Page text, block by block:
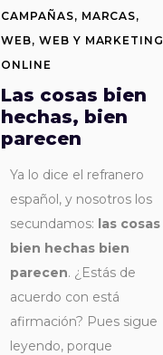
CAMPAÑAS, MARCAS,
WEB, WEB Y MARKETING
ONLINE
Las cosas bien
hechas, bien
parecen
Ya lo dice el refranero
español, y nosotros los
secundamos: las cosas
bien hechas bien
parecen. ¿Estás de
acuerdo con está
afirmación? Pues sigue
leyendo, porque